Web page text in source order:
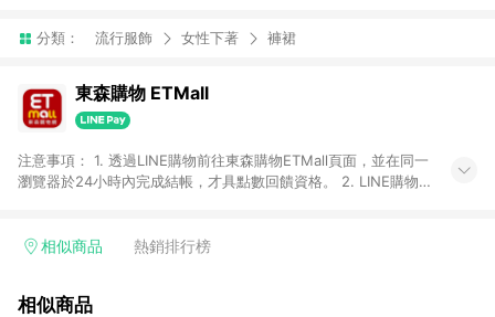
分類： 流行服飾 女性下著 褲裙
東森購物 ETMall
注意事項： 1. 透過LINE購物前往東森購物ETMall頁面，並在同一
瀏覽器於24小時內完成結帳，才具點數回饋資格。 2. LINE購物
單，皆不在點數回饋範圍內。 3. 如購買以下類別商品，將無法獲
球嚴選、商城、專案商品、「草莓網」全館商品。 4. 如取消訂
相似商品 熱銷排行榜
相似商品